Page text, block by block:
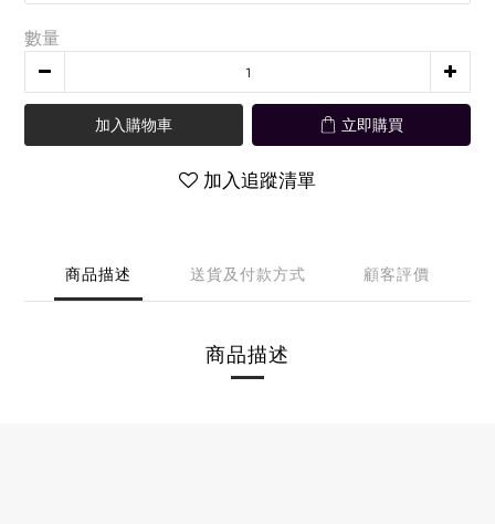
數量
加入購物車 立即購買
加入追蹤清單
商品描述 送貨及付款方式 顧客評價
商品描述